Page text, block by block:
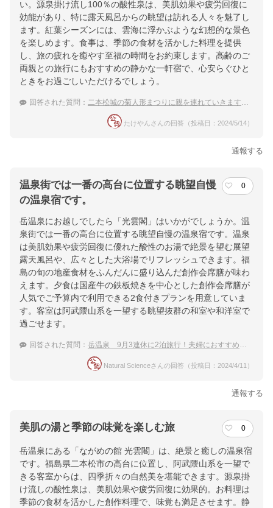
い。源泉掛け流し100％の酸性泉は、美肌効果や疲労回復に
効能があり、特に露天風呂からの眺望は訪れる人々を魅了し
ます。紅葉シーズンには、雲海に浮かぶような幻想的な景色
を楽しめます。食事は、季節の食材を活かした料理を提供
し、旅の疲れを癒やす至福の時間をお約束します。高齢のご
両親との旅行にもおすすめの静かな一軒宿で、心安らぐひと
ときをお過ごしいただけるでしょう。
回答された質問： 二本松城の菊人形まつりに親を連れていきます。その日は温泉に泊まりたい
たけやんさんの回答（投稿日：2024/5/14）
通報する
温泉街では一番の高台に位置する眺望自慢
の温泉宿です。
0
岳温泉にお越しでしたら「光雲閣」はいかがでしょうか。温
泉街では一番の高台に位置する眺望自慢の温泉宿です。温泉
は美肌効果や疲労回復に優れた酸性のお湯で絶景を望む展望
露天風呂や、広々とした大浴場でリフレッシュできます。福
島の旬の地産食材をふんだんに盛り込んだ創作会席膳が味わ
えます。夕食は国産牛の鉄板焼きを中心とした創作会席膳が
人気でご予算内で利用できる2食付きプランを用意していま
す。客室は阿武隈山系を一望する眺望抜群の和室や和洋室で
過ごせます。
回答された質問： 岳温泉 9月3連休に2泊旅行！夫婦におすすめの落ち着いた温泉宿
Natural Scienceさんの回答（投稿日：2024/4/11）
通報する
美肌の湯と季節の味覚を楽しむ旅 0
岳温泉にある「ながめの館 光雲閣」は、絶景と癒しの温泉宿
です。福島県二本松市の高台に位置し、阿武隈山系を一望で
きる客室からは、四季折々の自然美を堪能できます。源泉掛
け流しの酸性泉は、美肌効果や疲労回復に効果的。お料理は
季節の食材を活かした創作料理で、味覚も満足させます。静